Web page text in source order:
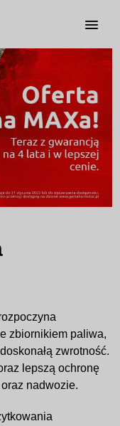
zbiornikiem paliwa,
zwrotność.
lepszą ochronę
nadwozie.